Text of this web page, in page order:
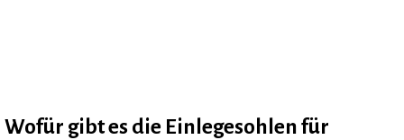
Wofür gibt es die Einlegesohlen für